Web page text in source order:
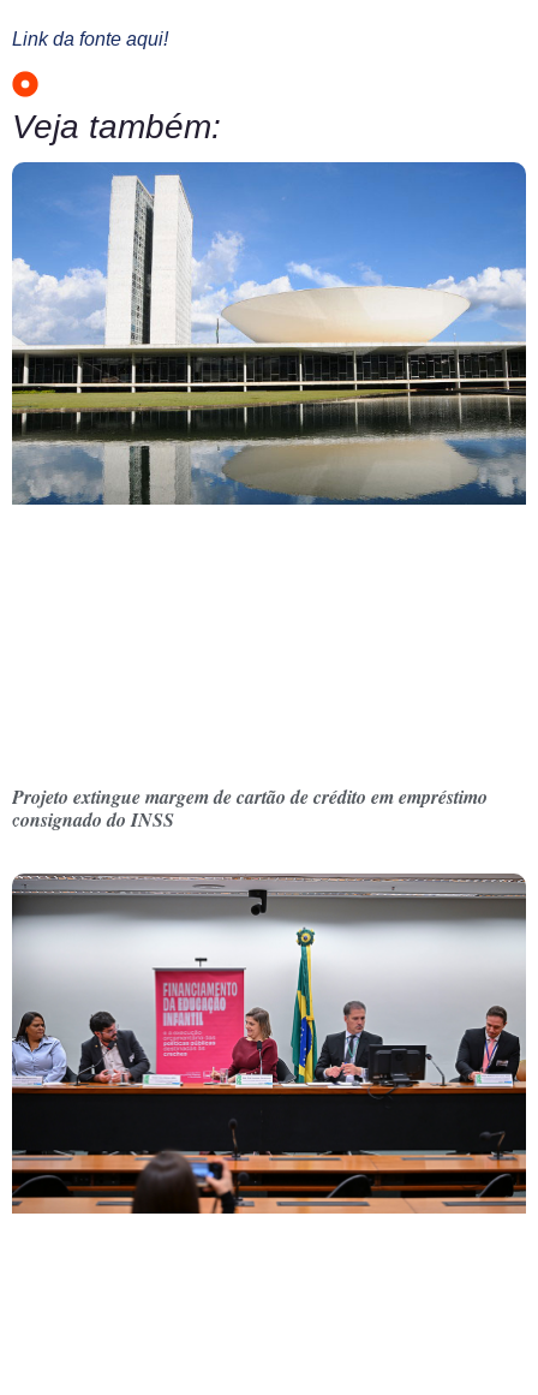
Link da fonte aqui!
Veja também:
Projeto extingue margem de cartão de crédito em empréstimo
consignado do INSS